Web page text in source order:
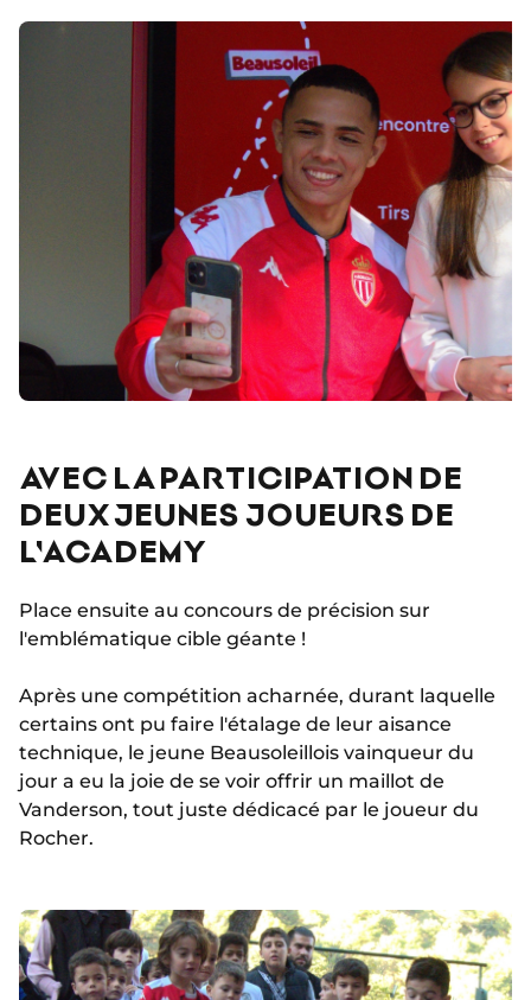
AVEC LA PARTICIPATION DE
DEUX JEUNES JOUEURS DE
L'ACADEMY
Place ensuite au concours de précision sur
l'emblématique cible géante !
Après une compétition acharnée, durant laquelle
certains ont pu faire l'étalage de leur aisance
technique, le jeune Beausoleillois vainqueur du
jour a eu la joie de se voir offrir un maillot de
Vanderson, tout juste dédicacé par le joueur du
Rocher.